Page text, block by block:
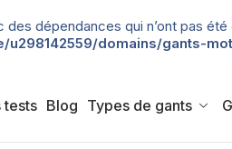
dépendances qui n’ont pas
u298142559/domains/gants-
tests Blog Types de gants